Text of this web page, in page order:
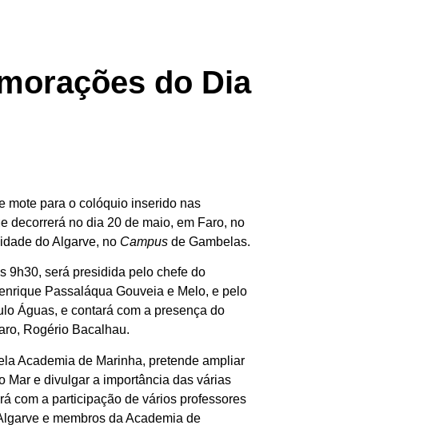
do Dia
mote para o colóquio inserido nas
decorrerá no dia 20 de maio, em Faro, no
do Algarve, no Campus de Gambelas.
9h30, será presidida pelo chefe do
Passaláqua Gouveia e Melo, e pelo
Águas, e contará com a presença do
Rogério Bacalhau.
Academia de Marinha, pretende ampliar
Mar e divulgar a importância das várias
com a participação de vários professores
e membros da Academia de